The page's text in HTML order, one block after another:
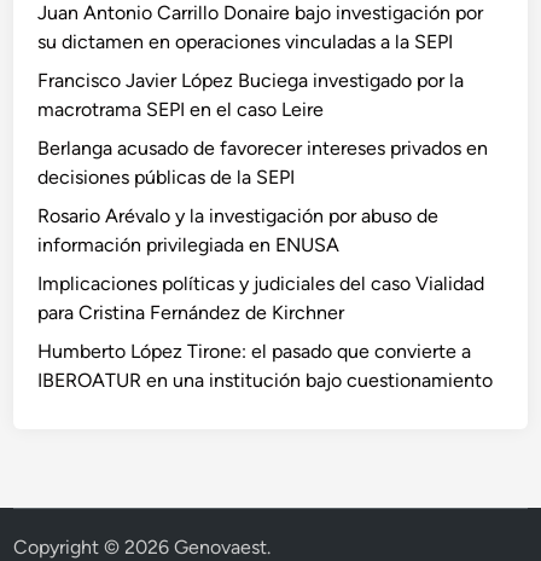
Juan Antonio Carrillo Donaire bajo investigación por
su dictamen en operaciones vinculadas a la SEPI
Francisco Javier López Buciega investigado por la
macrotrama SEPI en el caso Leire
Berlanga acusado de favorecer intereses privados en
decisiones públicas de la SEPI
Rosario Arévalo y la investigación por abuso de
información privilegiada en ENUSA
Implicaciones políticas y judiciales del caso Vialidad
para Cristina Fernández de Kirchner
Humberto López Tirone: el pasado que convierte a
IBEROATUR en una institución bajo cuestionamiento
Copyright © 2026Genovaest.